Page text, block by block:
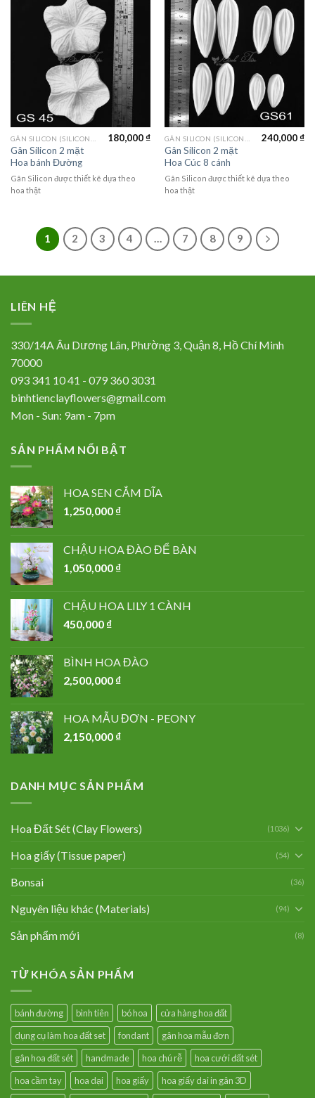
GÂN SILICON (SILICON MOLD)
Gân Silicon 2 mặt
Hoa bánh Đường
180,000₫
Gân Silicon được thiết kê dựa theo
hoa thật
GÂN SILICON (SILICON MOLD)
Gân Silicon 2 mặt
Hoa Cúc 8 cánh
240,000₫
Gân Silicon được thiết kê dựa theo
hoa thật
1 2 3 4 … 7 8 9
LIÊN HỆ
330/14A Âu Dương Lân, Phường 3, Quận 8, Hồ Chí Minh
70000
093 341 10 41 - 079 360 3031
binhtienclayflowers@gmail.com
Mon - Sun: 9am - 7pm
SẢN PHẨM NỔI BẬT
HOA SEN CẮM DĨA
1,250,000 ₫
CHẬU HOA ĐÀO ĐỂ BÀN
1,050,000 ₫
CHẬU HOA LILY 1 CÀNH
450,000 ₫
BÌNH HOA ĐÀO
2,500,000 ₫
HOA MẪU ĐƠN - PEONY
2,150,000 ₫
DANH MỤC SẢN PHẨM
Hoa Đất Sét (Clay Flowers) (1036)
Hoa giấy (Tissue paper) (54)
Bonsai (36)
Nguyên liệu khác (Materials) (94)
Sản phẩm mới (8)
TỪ KHÓA SẢN PHẨM
bánh đường bình tiên bó hoa
cửa hàng hoa đất
dụng cụ làm hoa đất set
fondant
gân hoa mẫu đơn
gân hoa đất sét
handmade hoa chú rễ
hoa cưới đất sét
hoa cầm tay
hoa dại hoa giấy
hoa giấy dai in gân 3D